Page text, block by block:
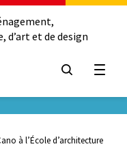
d’art et de design
à l’École d’architecture